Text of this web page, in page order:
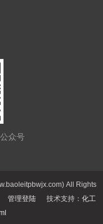
众号
All Rights
管理登陆 技术支持： 化工